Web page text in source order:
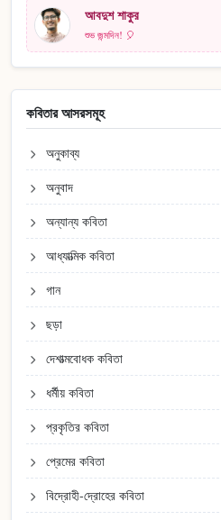
আবদুশ শাকুর
শুভ জন্মদিন! 🎈
কবিতার আসরসমূহ
অনুকাব্য
অনুবাদ
অন্যান্য কবিতা
আধ্যাত্মিক কবিতা
গান
ছড়া
দেশাত্মবোধক কবিতা
ধর্মীয় কবিতা
প্রকৃতির কবিতা
প্রেমের কবিতা
বিদ্রোহী-দ্রোহের কবিতা